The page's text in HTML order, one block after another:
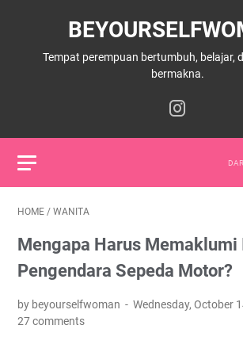
Tempat perempuan bertumbuh, belajar,
bermakna.
HOME / WANITA
Mengapa Harus Memaklumi
Pengendara Sepeda Motor?
by beyourselfwoman
Wednesday, October
27 comments